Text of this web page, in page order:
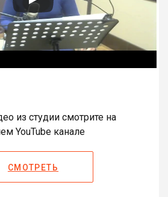
из студии смотрите на
YouTube канале
СМОТРЕТЬ